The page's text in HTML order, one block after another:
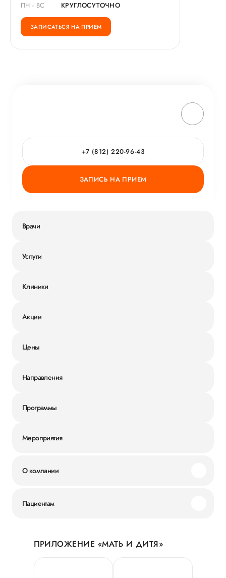
ПН - ВС
КРУГЛОСУТОЧНО
ЗАПИСАТЬСЯ НА ПРИЕМ
+7 (812) 220-96-43
ЗАПИСЬ НА ПРИЕМ
Врачи
Услуги
Клиники
Акции
Цены
Направления
Программы
Мероприятия
О компании
Новости
Руководство
Пациентам
Личный кабинет
Персональные данные
ПРИЛОЖЕНИЕ «МАТЬ И ДИТЯ»